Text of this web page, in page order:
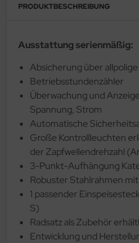
PRODUKTBESCHREIBUNG
Ausstattung serienmäßig:
Absicherung über
Betriebsstundenzähler
Überwachung und
Spannung, Strom
Automatische
Große Kontrollleuchten
der Zapfwellendrehzahl
3-Punkt-Aufhängung
Robuster Stahlrahmen
1 passender
S)
Radsatz als Zubehör
Entwicklung und